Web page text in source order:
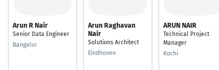
Arun R Nair
Senior Data Engineer
Bangalur
Arun Raghavan
Nair
Solutions Architect
Eindhoven
ARUN NAIR
Technical Project
Manager
Kochi